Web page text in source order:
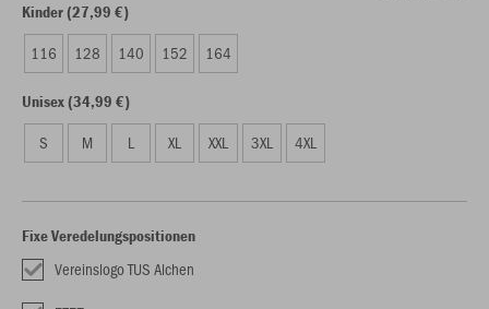
Kinder (27,99 €)
116 128 140 152 164
Unisex (34,99 €)
S M L XL XXL 3XL 4XL
Fixe Veredelungspositionen
Vereinslogo TUS Alchen